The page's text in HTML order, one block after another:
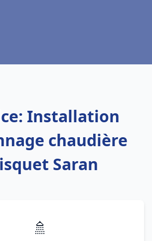
Installation
chaudière
Saran
🚿